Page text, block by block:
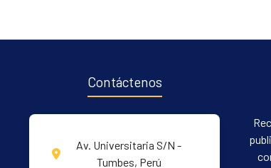
Contáctenos
Av. Universitaria S/N -
Tumbes, Perú